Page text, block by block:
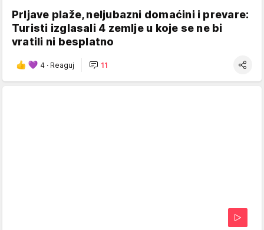
Prljave plaže, neljubazni domaćini i prevare:
Turisti izglasali 4 zemlje u koje se ne bi
vratili ni besplatno
4 · Reaguj 11